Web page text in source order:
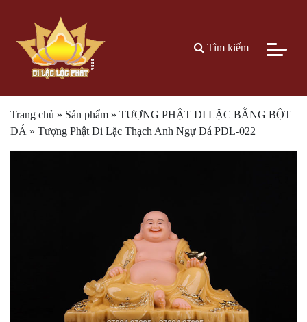
Tìm kiếm
Trang chủ » Sản phẩm » TƯỢNG PHẬT DI LẶC BẰNG BỘT
ĐÁ » Tượng Phật Di Lặc Thạch Anh Ngự Đá PDL-022